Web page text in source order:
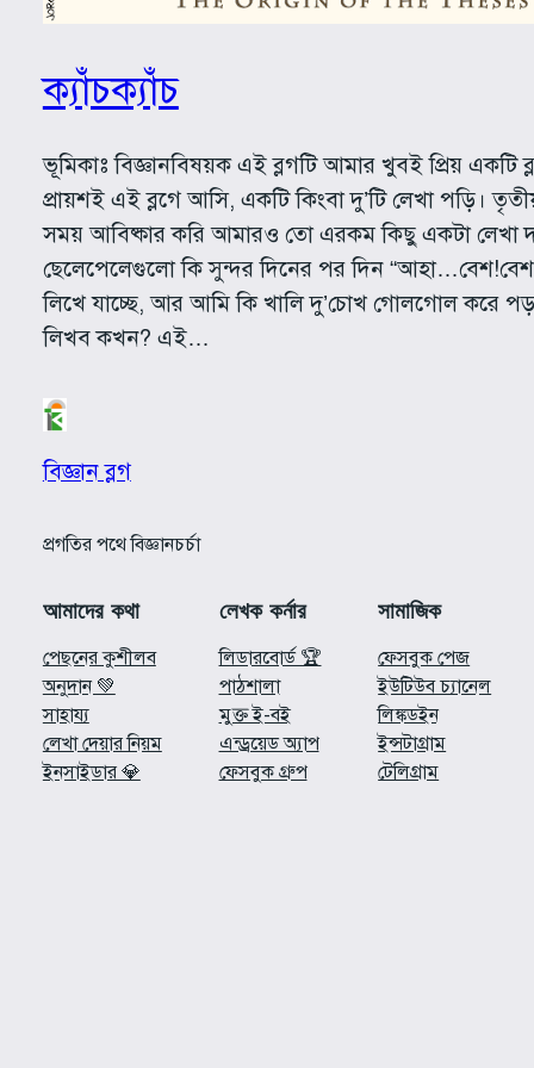
ক্যাঁচক্যাঁচ
ভূমিকাঃ বিজ্ঞানবিষয়ক এই ব্লগটি আমার খুবই প্রিয় একটি
প্রায়শই এই ব্লগে আসি, একটি কিংবা দু’টি লেখা পড়ি।
সময় আবিষ্কার করি আমারও তো এরকম কিছু একটা লেখা
ছেলেপেলেগুলো কি সুন্দর দিনের পর দিন
লিখে যাচ্ছে, আর আমি কি খালি দু’চোখ গোলগোল করে
লিখব কখন? এই…
বিজ্ঞান ব্লগ
প্রগতির পথে বিজ্ঞানচর্চা
আমাদের কথা
পেছনের কুশীলব
অনুদান 💚
সাহায্য
লেখা দেয়ার নিয়ম
ইনসাইডার 💎
লেখক কর্নার
লিডারবোর্ড 🏆
পাঠশালা
মুক্ত ই-বই
এন্ড্রয়েড অ্যাপ
ফেসবুক গ্রুপ
সামাজিক
ফেসবুক পেজ
ইউটিউব চ্যানেল
লিঙ্কডইন
ইন্সটাগ্রাম
টেলিগ্রাম